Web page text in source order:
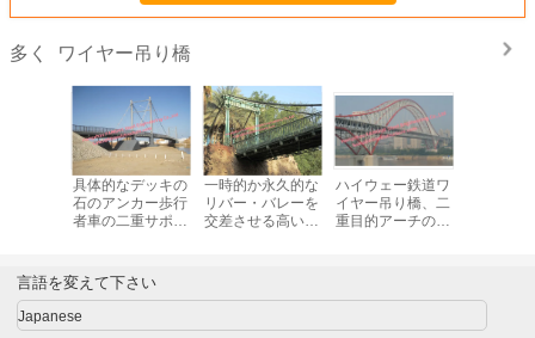
多く ワイヤー吊り橋
具体的なデッキの
石のアンカー歩行
者車の二重サポー
ケーブル
一時的か永久的な
リバー・バレーを
交差させる高い鋼
ハイウェー鉄道ワ
イヤー吊り橋、二
重目的アーチの吊
言語を変えて下さい
Japanese